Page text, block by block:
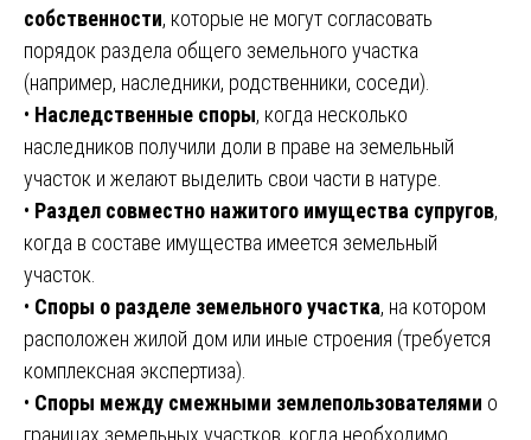
собственности, которые не могут согласовать
порядок раздела общего земельного участка
(например, наследники, родственники, соседи).
• Наследственные споры, когда несколько
наследников получили доли в праве на земельный
участок и желают выделить свои части в натуре.
• Раздел совместно нажитого имущества супругов,
когда в составе имущества имеется земельный
участок.
• Споры о разделе земельного участка, на котором
расположен жилой дом или иные строения (требуется
комплексная экспертиза).
• Споры между смежными землепользователями о
границах земельных участков, когда необходимо